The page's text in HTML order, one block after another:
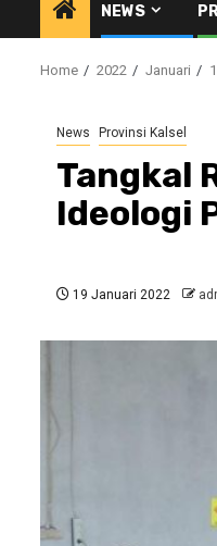
NEWS
Home 2022 Januari
News Provinsi Kalsel
Tangkal
Ideologi
19 Januari 2022